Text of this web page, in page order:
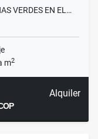
VERDES EN EL…
m2
Alquiler